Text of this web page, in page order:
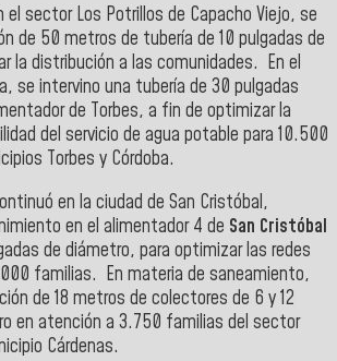
el sector Los Potrillos de Capacho Viejo, se
de 50 metros de tubería de 10 pulgadas de
la distribución a las comunidades. En el
se intervino una tubería de 30 pulgadas
de Torbes, a fin de optimizar la
del servicio de agua potable para 10.500
Torbes y Córdoba.
en la ciudad de San Cristóbal,
en el alimentador 4 de San Cristóbal
de diámetro, para optimizar las redes
familias. En materia de saneamiento,
de 18 metros de colectores de 6 y 12
en atención a 3.750 familias del sector
Cárdenas.